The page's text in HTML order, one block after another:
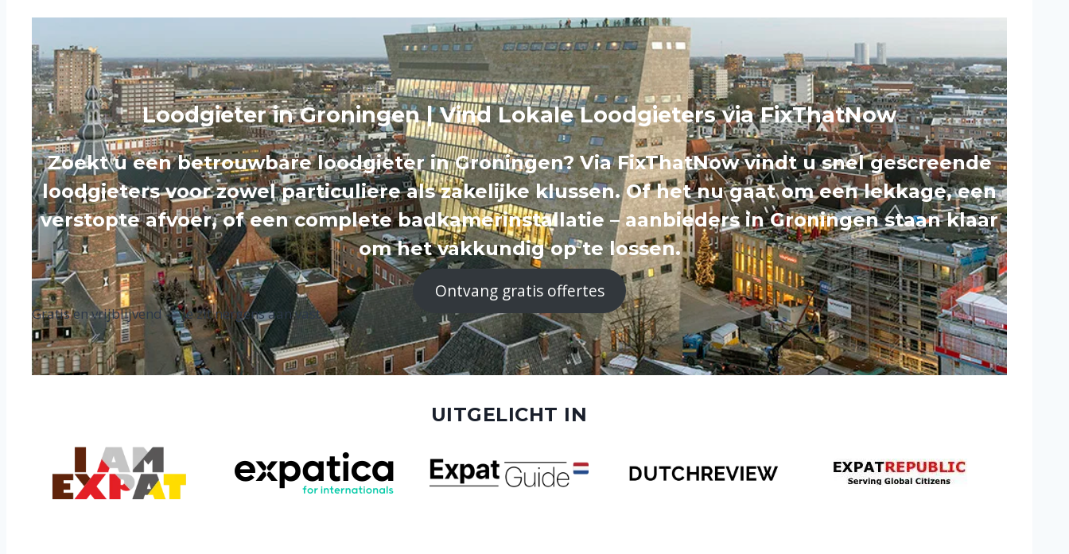
Loodgieter in Groningen | Vind Lokale Loodgieters via FixThatNow
Zoekt u een betrouwbare loodgieter in Groningen? Via FixThatNow vindt u snel gescreende
loodgieters voor zowel particuliere als zakelijke klussen. Of het nu gaat om een lekkage, een
verstopte afvoer, of een complete badkamerinstallatie – aanbieders in Groningen staan klaar
om het vakkundig op te lossen.
Ontvang gratis offertes
Gratis en vrijblijvend — je zit nergens aan vast
UITGELICHT IN